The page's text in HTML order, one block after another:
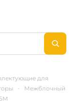
для
-
Межблочный